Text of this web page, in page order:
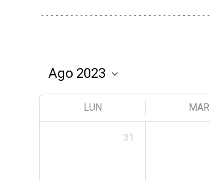
LUN MAR
31